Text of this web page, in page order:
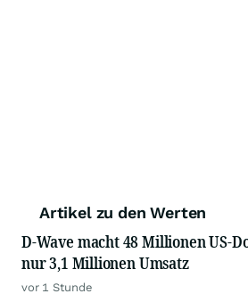
Artikel zu den Werten
D-Wave macht 48 Millionen US-
nur 3,1 Millionen Umsatz
vor 1 Stunde